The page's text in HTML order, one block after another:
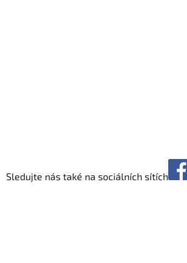
Sledujte nás také na sociálních sítích